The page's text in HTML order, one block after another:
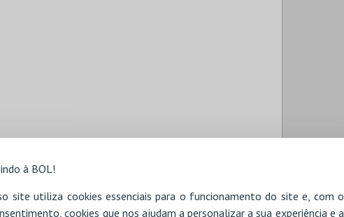
à BOL!
site utiliza cookies essenciais para o funcionamento do site e, com o
cookies que nos ajudam a personalizar a sua experiência e a